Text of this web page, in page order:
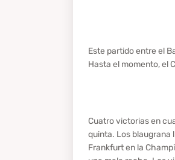
Este partido entre el
Hasta el momento, el
Cuatro victorias en
quinta. Los blaugrana
Frankfurt en la